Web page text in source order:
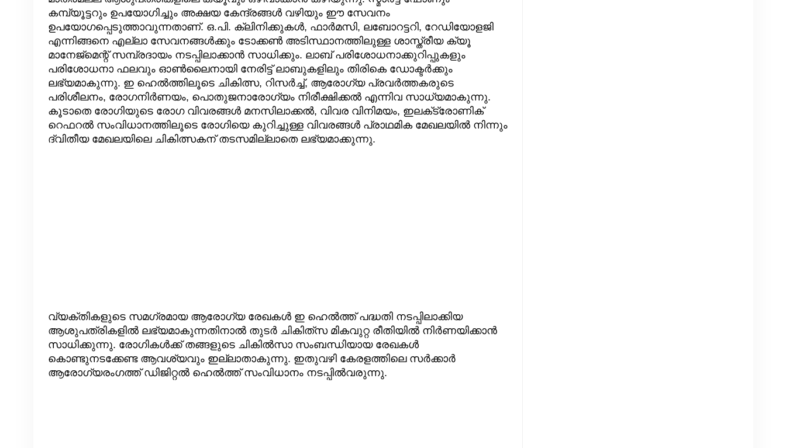
കമ്പ്യൂട്ടറും ഉപയോഗിച്ചും അക്ഷയ കേന്ദ്രങ്ങള്‍ വഴിയും ഈ സേവനം
ഉപയോഗപ്പെടുത്താവുന്നതാണ്. ഒ.പി. ക്ലിനിക്കുകള്‍, ഫാര്‍മസി, ലബോറട്ടറി, റേഡിയോളജി
എന്നിങ്ങനെ എല്ലാ സേവനങ്ങള്‍ക്കും ടോക്കണ്‍ അടിസ്ഥാനത്തിലുള്ള ശാസ്ത്രീയ ക്യൂ
മാനേജ്‌മെന്റ് സമ്പ്രദായം നടപ്പിലാക്കാന്‍ സാധിക്കും. ലാബ് പരിശോധനാക്കുറിപ്പുകളും
പരിശോധനാ ഫലവും ഓണ്‍ലൈനായി നേരിട്ട് ലാബുകളിലും തിരികെ ഡോക്ടര്‍ക്കും
ലഭ്യമാകുന്നു. ഇ ഹെല്‍ത്തിലൂടെ ചികിത്സ, റിസര്‍ച്ച്, ആരോഗ്യ പ്രവര്‍ത്തകരുടെ
പരിശീലനം, രോഗനിര്‍ണയം, പൊതുജനാരോഗ്യം നിരീക്ഷിക്കല്‍ എന്നിവ സാധ്യമാകുന്നു.
കൂടാതെ രോഗിയുടെ രോഗ വിവരങ്ങള്‍ മനസിലാക്കല്‍, വിവര വിനിമയം, ഇലക്‌ട്രോണിക്
റെഫറല്‍ സംവിധാനത്തിലൂടെ രോഗിയെ കുറിച്ചുള്ള വിവരങ്ങള്‍ പ്രാഥമിക മേഖലയില്‍ നിന്നും
ദ്വിതീയ മേഖലയിലെ ചികിത്സകന് തടസമില്ലാതെ ലഭ്യമാക്കുന്നു.
വ്യക്തികളുടെ സമഗ്രമായ ആരോഗ്യ രേഖകള്‍ ഇ ഹെല്‍ത്ത് പദ്ധതി നടപ്പിലാക്കിയ
ആശുപത്രികളില്‍ ലഭ്യമാകുന്നതിനാല്‍ തുടര്‍ ചികിത്‌സ മികവുറ്റ രീതിയില്‍ നിര്‍ണയിക്കാന്‍
സാധിക്കുന്നു. രോഗികള്‍ക്ക് തങ്ങളുടെ ചികില്‍സാ സംബന്ധിയായ രേഖകള്‍
കൊണ്ടുനടക്കേണ്ട ആവശ്യവും ഇല്ലാതാകുന്നു. ഇതുവഴി കേരളത്തിലെ സര്‍ക്കാര്‍
ആരോഗ്യരംഗത്ത് ഡിജിറ്റല്‍ ഹെല്‍ത്ത് സംവിധാനം നടപ്പില്‍വരുന്നു.